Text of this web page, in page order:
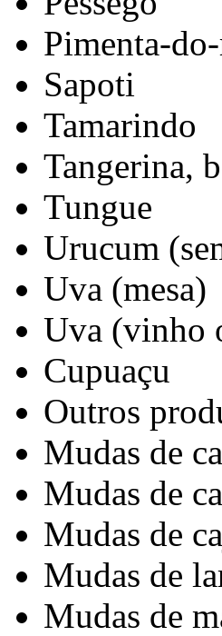
Pimenta-
Sapoti
Tamarindo
Tangerina,
Tungue
Urucum
Uva (mesa)
Uva (vinho
Cupuaçu
Outros
Mudas de
Mudas de
Mudas de
Mudas de
Mudas de